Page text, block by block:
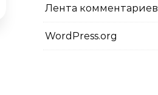
Лента комментариев
WordPress.org